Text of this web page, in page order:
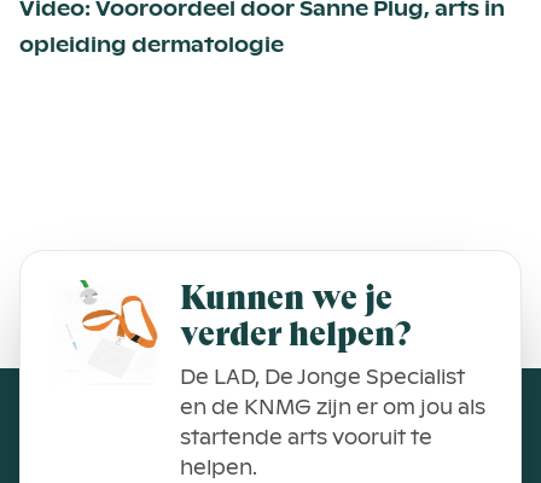
Video: Vooroordeel door Sanne Plug, arts in
opleiding dermatologie
Kunnen we je
verder helpen?
De LAD, De Jonge Specialist
en de KNMG zijn er om jou als
startende arts vooruit te
helpen.